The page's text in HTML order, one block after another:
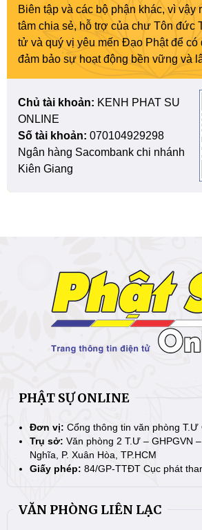
Biên tập và các bộ phận khác, vì vậy
tâm chia sẻ, hỗ trợ của chư Tôn đức
tử và quý vị yêu mến Đạo Phật để
đảm bảo sự hoạt động bền vững và
Chủ tài khoản: KENH PHAT SU
ONLINE
Số tài khoản: 070104929298
Ngân hàng Sacombank chi nhánh
Kiên Giang
PHẬT SỰ ONLINE
Đơn vị: Cổng thông tin văn phòng T.Ư
Trụ sở: Văn phòng 2 T.Ư – GHPGVN
Nghĩa, P. Xuân Hòa, TP.HCM
Giấy phép: 84/GP-TTĐT Cục phát
VĂN PHÒNG LIÊN LẠC